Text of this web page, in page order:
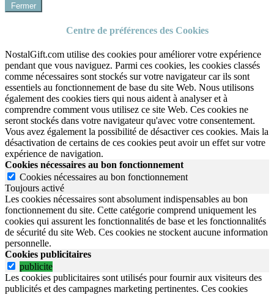
Fermer
Centre de préférences des Cookies
NostalGift.com utilise des cookies pour améliorer votre expérience
pendant que vous naviguez. Parmi ces cookies, les cookies classés
comme nécessaires sont stockés sur votre navigateur car ils sont
essentiels au fonctionnement de base du site Web. Nous utilisons
également des cookies tiers qui nous aident à analyser et à
comprendre comment vous utilisez ce site Web. Ces cookies ne
seront stockés dans votre navigateur qu'avec votre consentement.
Vous avez également la possibilité de désactiver ces cookies. Mais la
désactivation de certains de ces cookies peut avoir un effet sur votre
expérience de navigation.
Cookies nécessaires au bon fonctionnement
Cookies nécessaires au bon fonctionnement
Toujours activé
Les cookies nécessaires sont absolument indispensables au bon
fonctionnement du site. Cette catégorie comprend uniquement les
cookies qui assurent les fonctionnalités de base et les fonctionnalités
de sécurité du site Web. Ces cookies ne stockent aucune information
personnelle.
Cookies publicitaires
publicite
Les cookies publicitaires sont utilisés pour fournir aux visiteurs des
publicités et des campagnes marketing pertinentes. Ces cookies